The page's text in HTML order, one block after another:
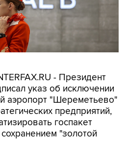
- Президент
указ об исключении
аэропорт "Шереметьево"
предприятий,
госпакет
"золотой